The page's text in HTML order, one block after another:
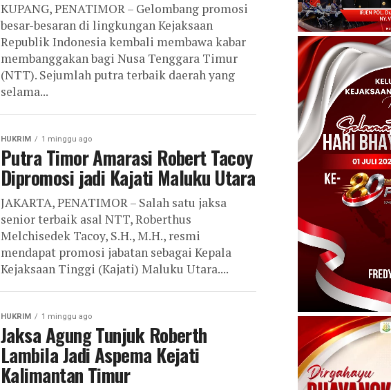
KUPANG, PENATIMOR – Gelombang promosi
besar-besaran di lingkungan Kejaksaan
Republik Indonesia kembali membawa kabar
membanggakan bagi Nusa Tenggara Timur
(NTT). Sejumlah putra terbaik daerah yang
selama...
HUKRIM 1 minggu ago
Putra Timor Amarasi Robert Tacoy
Dipromosi jadi Kajati Maluku Utara
JAKARTA, PENATIMOR – Salah satu jaksa
senior terbaik asal NTT, Roberthus
Melchisedek Tacoy, S.H., M.H., resmi
mendapat promosi jabatan sebagai Kepala
Kejaksaan Tinggi (Kajati) Maluku Utara....
HUKRIM 1 minggu ago
Jaksa Agung Tunjuk Roberth
Lambila Jadi Aspema Kejati
Kalimantan Timur